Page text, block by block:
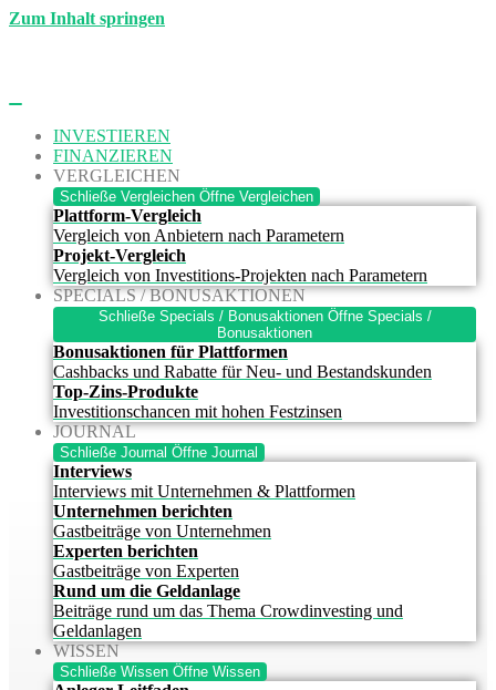
Zum Inhalt springen
INVESTIEREN
FINANZIEREN
VERGLEICHEN
Schließe Vergleichen Öffne Vergleichen
Plattform-Vergleich
Vergleich von Anbietern nach Parametern
Projekt-Vergleich
Vergleich von Investitions-Projekten nach Parametern
SPECIALS / BONUSAKTIONEN
Schließe Specials / Bonusaktionen Öffne Specials /
Bonusaktionen
Bonusaktionen für Plattformen
Cashbacks und Rabatte für Neu- und Bestandskunden
Top-Zins-Produkte
Investitionschancen mit hohen Festzinsen
JOURNAL
Schließe Journal Öffne Journal
Interviews
Interviews mit Unternehmen & Plattformen
Unternehmen berichten
Gastbeiträge von Unternehmen
Experten berichten
Gastbeiträge von Experten
Rund um die Geldanlage
Beiträge rund um das Thema Crowdinvesting und
Geldanlagen
WISSEN
Schließe Wissen Öffne Wissen